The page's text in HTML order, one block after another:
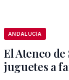
ANDALUCÍA
El Ateneo
juguetes a